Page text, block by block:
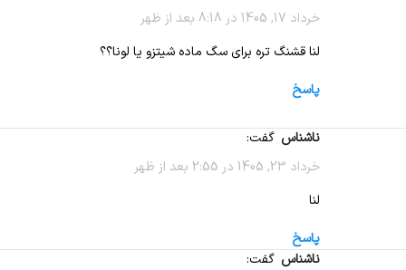
خرداد 17, 1405 در 8:18 بعد از ظهر
لنا قشنگ تره برای سگ ماده شیتزو یا لونا؟؟
پاسخ
ناشناس گفت:
خرداد 23, 1405 در 2:55 بعد از ظهر
لنا
پاسخ
ناشناس گفت: